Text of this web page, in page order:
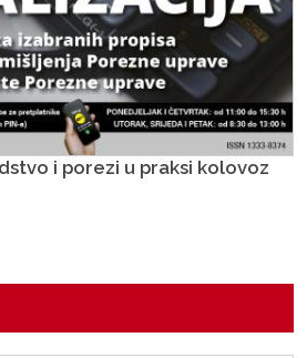
i porezi u praksi kolovoz